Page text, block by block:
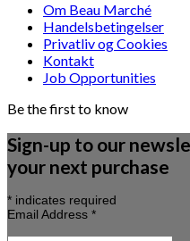
Om Beau Marché
Handelsbetingelser
Privatliv og Cookies
Kontakt
Job Opportunities
Be the first to know
Sign-up to our
your next purchase
* indicates required
Email Address *